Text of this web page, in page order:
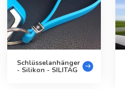
Schlüsselanhänger
- Silikon - SILITAG